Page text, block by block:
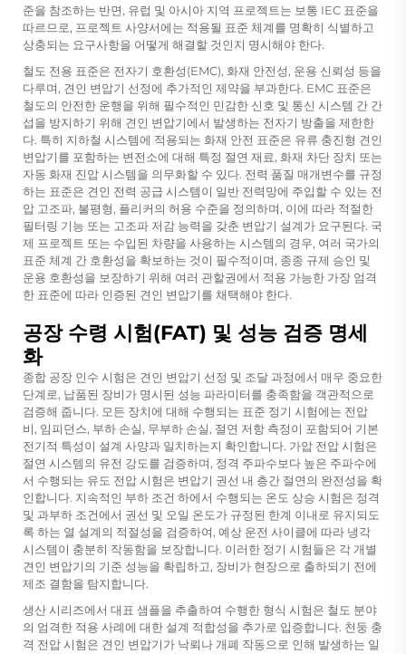
준을 참조하는 반면, 유럽 및 아시아 지역 프로젝트는 보통 IEC 표준을
따르므로, 프로젝트 사양서에는 적용될 표준 체계를 명확히 식별하고
상충되는 요구사항을 어떻게 해결할 것인지 명시해야 한다.
철도 전용 표준은 전자기 호환성(EMC), 화재 안전성, 운용 신뢰성 등을
다루며, 견인 변압기 선정에 추가적인 제약을 부과한다. EMC 표준은
철도의 안전한 운행을 위해 필수적인 민감한 신호 및 통신 시스템 간 간
섭을 방지하기 위해 견인 변압기에서 발생하는 전자기 방출을 제한한
다. 특히 지하철 시스템에 적용되는 화재 안전 표준은 유류 충진형 견인
변압기를 포함하는 변전소에 대해 특정 절연 재료, 화재 차단 장치 또는
자동 화재 진압 시스템을 의무화할 수 있다. 전력 품질 매개변수를 규정
하는 표준은 견인 전력 공급 시스템이 일반 전력망에 주입할 수 있는 전
압 고조파, 불평형, 플리커의 허용 수준을 정의하며, 이에 따라 적절한
필터링 기능 또는 고조파 저감 능력을 갖춘 변압기 설계가 요구된다. 국
제 프로젝트 또는 수입된 차량을 사용하는 시스템의 경우, 여러 국가의
표준 체계 간 호환성을 확보하는 것이 필수적이며, 종종 규제 승인 및
운용 호환성을 보장하기 위해 여러 관할권에서 적용 가능한 가장 엄격
한 표준에 따라 인증된 견인 변압기를 채택해야 한다.
공장 수령 시험(FAT) 및 성능 검증 명세
화
종합 공장 인수 시험은 견인 변압기 선정 및 조달 과정에서 매우 중요한
단계로, 납품된 장비가 명시된 성능 파라미터를 충족함을 객관적으로
검증해 줍니다. 모든 장치에 대해 수행되는 표준 정기 시험에는 전압
비, 임피던스, 부하 손실, 무부하 손실, 절연 저항 측정이 포함되어 기본
전기적 특성이 설계 사양과 일치하는지 확인합니다. 가압 전압 시험은
절연 시스템의 유전 강도를 검증하며, 정격 주파수보다 높은 주파수에
서 수행되는 유도 전압 시험은 변압기 권선 내 층간 절연의 완전성을 확
인합니다. 지속적인 부하 조건 하에서 수행되는 온도 상승 시험은 정격
및 과부하 조건에서 권선 및 오일 온도가 규정된 한계 이내로 유지되도
록 하는 열 설계의 적절성을 검증하여, 예상 운전 사이클에 따라 냉각
시스템이 충분히 작동함을 보장합니다. 이러한 정기 시험들은 각 개별
견인 변압기의 기준 성능을 확립하고, 장비가 현장으로 출하되기 전에
제조 결함을 탐지합니다.
생산 시리즈에서 대표 샘플을 추출하여 수행한 형식 시험은 철도 분야
의 엄격한 적용 사례에 대한 설계 적합성을 추가로 입증합니다. 천둥 충
격 전압 시험은 견인 변압기가 낙뢰나 개폐 작동으로 인해 발생하는 일